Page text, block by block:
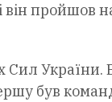
він пройшов
України.
був